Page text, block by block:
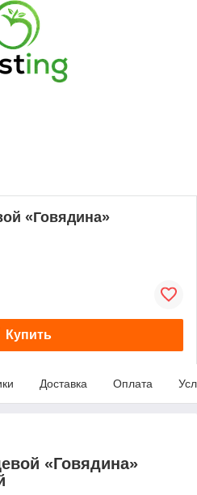
«Говядина»
Купить
Доставка Оплата
«Говядина»